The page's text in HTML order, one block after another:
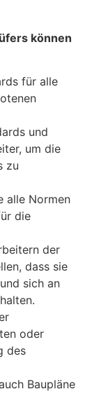
können
für alle
und
um die
zu
alle Normen
die
der
dass sie
sich an
oder
des
Baupläne